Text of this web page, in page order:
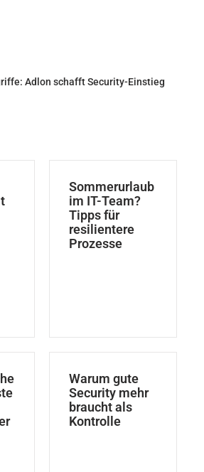
Adlon schafft Security-Einstieg
Sommerurlaub
im IT-Team?
Tipps für
resilientere
Prozesse
Warum gute
Security mehr
braucht als
Kontrolle